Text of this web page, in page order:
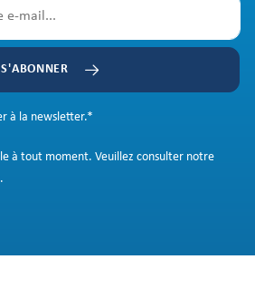
S'ABONNER
à la newsletter.*
à tout moment. Veuillez consulter notre
.